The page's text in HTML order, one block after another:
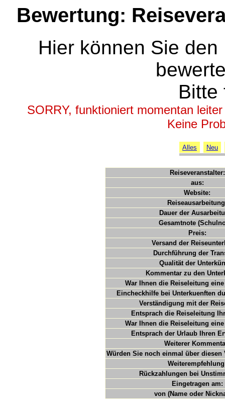
Bewertung:
Hier können Sie
Bitte
SORRY, funktioniert momentan
Keine
Alles Neu
Reiseveranstalter:
aus:
Website:
Dauer der
Gesamtnote
Preis:
Versand der
Durchführung der
Qualität der
Kommentar zu den
War Ihnen die Reiseleitung
Eincheckhilfe bei Unterkuenften
Verständigung mit der
Entsprach die Reiseleitung
War Ihnen die Reiseleitung
Entsprach der Urlaub Ihren
Weiterer
Würden Sie noch einmal über diesen
Rückzahlungen bei
Eingetragen am:
von (Name oder